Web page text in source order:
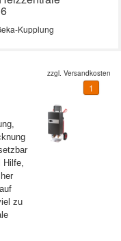
Kupplung
zzgl. Versandkosten
1
Hilfe,
zu